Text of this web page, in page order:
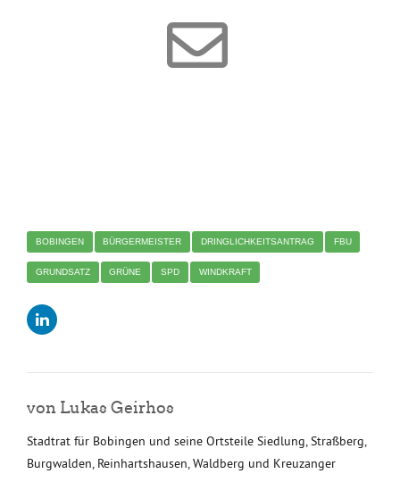
BOBINGEN BÜRGERMEISTER DRINGLICHKEITSANTRAG FBU
GRUNDSATZ GRÜNE SPD WINDKRAFT
von Lukas Geirhos
Stadtrat für Bobingen und seine Ortsteile Siedlung, Straßberg,
Burgwalden, Reinhartshausen, Waldberg und Kreuzanger